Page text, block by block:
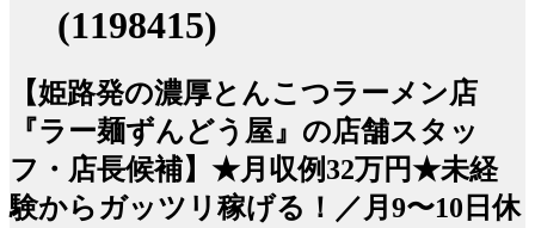
(1198415)
【姫路発の濃厚とんこつラーメン店
『ラー麺ずんどう屋』の店舗スタッ
フ・店長候補】★月収例32万円★未経
験からガッツリ稼げる！／月9〜10日休